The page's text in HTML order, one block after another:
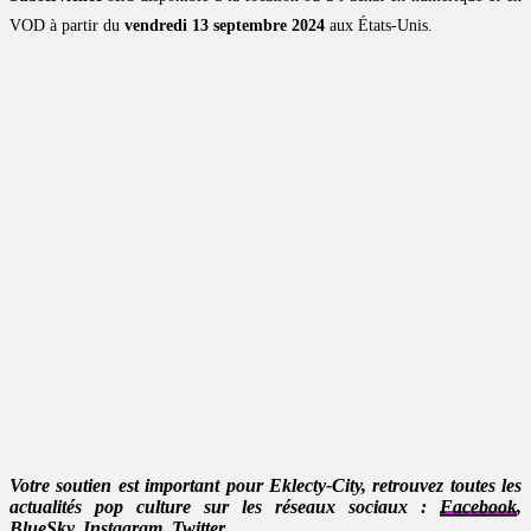
VOD à partir du vendredi 13 septembre 2024 aux États-Unis.
Votre soutien est important pour Eklecty-City, retrouvez toutes les
actualités pop culture sur les réseaux sociaux : Facebook,